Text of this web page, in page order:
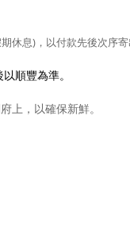
休息)，以付款先後次序寄
順豐為準。
上，以確保新鮮。